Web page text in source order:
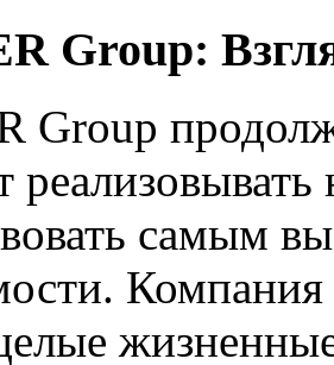
Group:
Group
самым
Компания